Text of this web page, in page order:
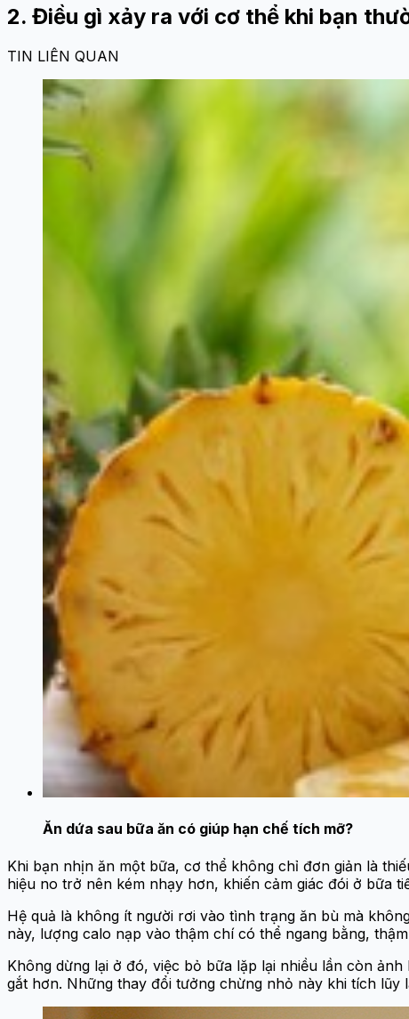
2. Điều gì xảy ra với cơ thể khi bạn
TIN LIÊN QUAN
Ăn dứa sau bữa ăn có giúp hạn chế tích mỡ?
Khi bạn nhịn ăn một bữa, cơ thể không chỉ đơn giản là
hiệu no trở nên kém nhạy hơn, khiến cảm giác đói ở bữa
Hệ quả là không ít người rơi vào tình trạng ăn bù mà
này, lượng calo nạp vào thậm chí có thể ngang bằng,
Không dừng lại ở đó, việc bỏ bữa lặp lại nhiều lần còn
gắt hơn. Những thay đổi tưởng chừng nhỏ này khi tích